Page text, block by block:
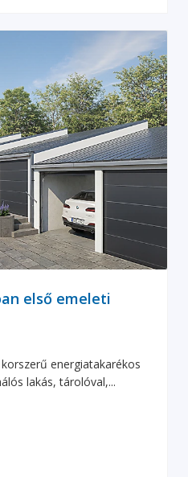
első emeleti
energiatakarékos
lakás, tárolóval,...